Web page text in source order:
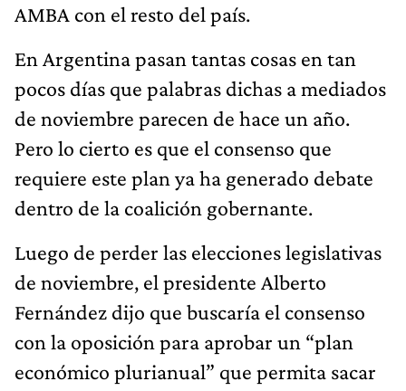
AMBA con el resto del país.
En Argentina pasan tantas cosas en tan
pocos días que palabras dichas a mediados
de noviembre parecen de hace un año.
Pero lo cierto es que el consenso que
requiere este plan ya ha generado debate
dentro de la coalición gobernante.
Luego de perder las elecciones legislativas
de noviembre, el presidente Alberto
Fernández dijo que buscaría el consenso
con la oposición para aprobar un “plan
económico plurianual” que permita sacar